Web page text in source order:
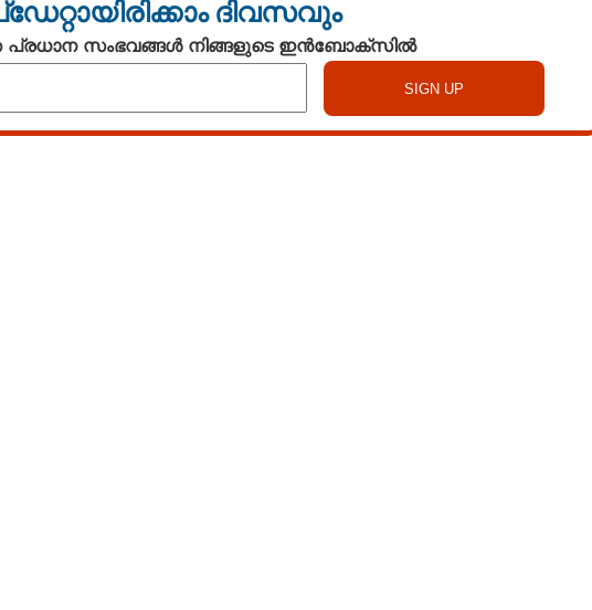
ദിവസവും
പ്രധാന സംഭവങ്ങൾ നിങ്ങളുടെ ഇൻബോക്സിൽ